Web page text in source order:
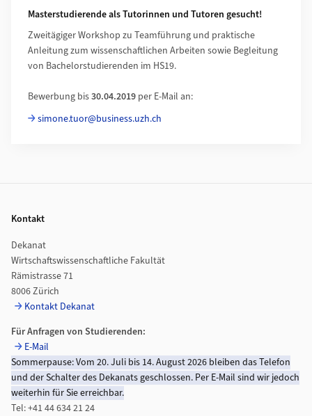
Masterstudierende als Tutorinnen und Tutoren gesucht!
Zweitägiger Workshop zu Teamführung und praktische
Anleitung zum wissenschaftlichen Arbeiten sowie Begleitung
von Bachelorstudierenden im HS19.
Bewerbung bis30.04.2019 per E-Mail an:
simone.tuor@business.uzh.ch
Kontakt
Dekanat
Wirtschaftswissenschaftliche Fakultät
Rämistrasse 71
8006 Zürich
Kontakt Dekanat
Für Anfragen von Studierenden:
E-Mail
Sommerpause: Vom 20. Juli bis 14. August 2026 bleiben das Telefon
und der Schalter des Dekanats geschlossen. Per E-Mail sind wir jedoch
weiterhin für Sie erreichbar.
Tel: +41 44 634 21 24